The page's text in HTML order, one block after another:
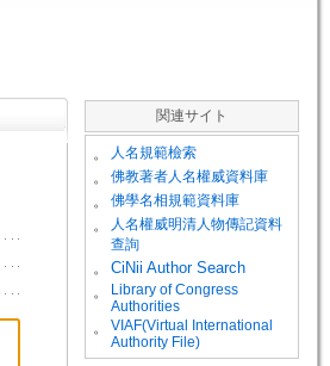
関連サイト
。 人名規範檢索
。 佛教著者人名權威資料庫
。 佛學名相規範資料庫
。
人名權威明清人物傳記資料
查詢
。
CiNii Author Search
。
Library of Congress
Authorities
。
VIAF(Virtual International
Authority File)